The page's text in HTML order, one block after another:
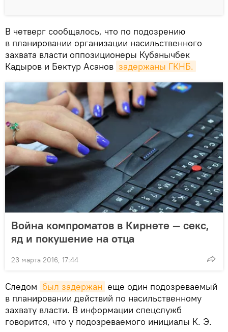
В четверг сообщалось, что по подозрению
в планировании организации насильственного
захвата власти оппозиционеры Кубанычбек
Кадыров и Бектур Асанов задержаны ГКНБ.
Война компроматов в Кирнете — секс,
яд и покушение на отца
23 марта 2016, 17:44
Следом был задержан еще один подозреваемый
в планировании действий по насильственному
захвату власти. В информации спецслужб
говорится, что у подозреваемого инициалы К. Э.